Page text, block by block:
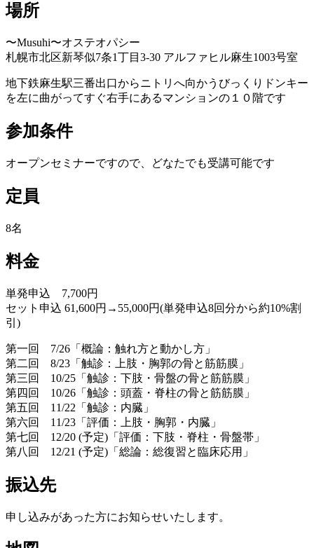
場所
〜Musuhi〜オステオパシー
札幌市北区新琴似7条1丁目3-30 アルファヒル麻生1003号室
地下鉄麻生駅三番出口からニトリへ向かうびっくりドンキー
を左に曲がってすぐ右手にあるマンションの１０階です
参加条件
オープンセミナーですので、どなたでも受講可能です
定員
8名
料金
単発申込 7,700円
セット申込 61,600円→55,000円(単発申込8回分から約10%割
引)
第一回 7/26「概論：触れ方と動かし方」
第二回 8/23「触診：上肢・胸郭の骨と筋筋膜」
第三回 10/25「触診：下肢・骨盤の骨と筋筋膜」
第四回 10/26「触診：頭蓋・脊柱の骨と筋筋膜」
第五回 11/22「触診：内臓」
第六回 11/23「評価：上肢・胸郭・内臓」
第七回 12/20 (予定)「評価：下肢・脊柱・骨盤帯」
第八回 12/21 (予定)「総論：総復習と臨床応用」
振込先
申し込みがあった方にお知らせいたします。